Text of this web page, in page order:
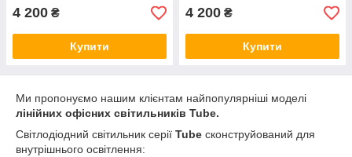
4 200 ₴
Купити
4 200 ₴
Купити
Ми пропонуємо нашим клієнтам найпопулярніші моделі
лінійних офісних світильників Tube.
Світлодіодний світильник серії Tube сконструйований для
внутрішнього освітлення: